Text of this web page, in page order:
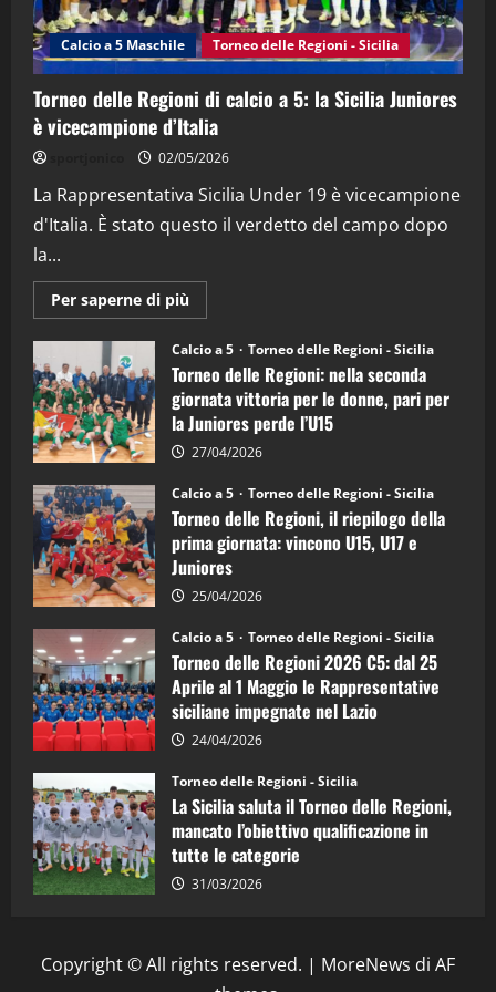
4
“SportEmpire” in Podcast: 27^ Puntata
(Martedi 14 Aprile 2026)
15/04/2026
"SportEmpire" in Podcast
“SportEmpire” in Podcast: 26^ Puntata
08/04/2026
Calcio a 5 Maschile Torneo delle Regioni - Sicilia
Torneo delle Regioni di calcio a 5: la Sicilia Juniores
è vicecampione d’Italia
02/05/2026
La Rappresentativa Sicilia Under 19 è vicecampione
d'Italia. È stato questo il verdetto del campo dopo
la...
Per saperne di più
informazioni
Torneo
delle
Regioni
di
calcio
a
5:
la
Juniores
è
vicecampione
d’Italia
Calcio a 5 Torneo delle Regioni - Sicilia
Torneo delle Regioni: nella seconda
giornata vittoria per le donne, pari per
la Juniores perde l’U15
27/04/2026
Calcio a 5 Torneo delle Regioni - Sicilia
Torneo delle Regioni, il riepilogo della
prima giornata: vincono U15, U17 e
Juniores
25/04/2026
Calcio a 5 Torneo delle Regioni - Sicilia
Torneo delle Regioni 2026 C5: dal 25
Aprile al 1 Maggio le Rappresentative
siciliane impegnate nel Lazio
24/04/2026
Torneo delle Regioni - Sicilia
La Sicilia saluta il Torneo delle Regioni,
mancato l’obiettivo qualificazione in
tutte le categorie
31/03/2026
Copyright © All rights reserved. | MoreNews di AF